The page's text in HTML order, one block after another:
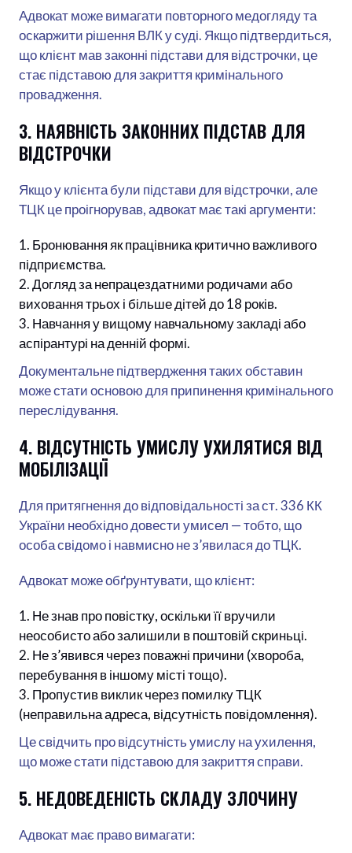
Адвокат може вимагати повторного медогляду та
оскаржити рішення ВЛК у суді. Якщо підтвердиться,
що клієнт мав законні підстави для відстрочки, це
стає підставою для закриття кримінального
провадження.
3. НАЯВНІСТЬ ЗАКОННИХ ПІДСТАВ ДЛЯ
ВІДСТРОЧКИ
Якщо у клієнта були підстави для відстрочки, але
ТЦК це проігнорував, адвокат має такі аргументи:
Бронювання як працівника критично важливого
підприємства.
Догляд за непрацездатними родичами або
виховання трьох і більше дітей до 18 років.
Навчання у вищому навчальному закладі або
аспірантурі на денній формі.
Документальне підтвердження таких обставин
може стати основою для припинення кримінального
переслідування.
4. ВІДСУТНІСТЬ УМИСЛУ УХИЛЯТИСЯ ВІД
МОБІЛІЗАЦІЇ
Для притягнення до відповідальності за ст. 336 КК
України необхідно довести умисел — тобто, що
особа свідомо і навмисно не з’явилася до ТЦК.
Адвокат може обґрунтувати, що клієнт:
Не знав про повістку, оскільки її вручили
неособисто або залишили в поштовій скриньці.
Не з’явився через поважні причини (хвороба,
перебування в іншому місті тощо).
Пропустив виклик через помилку ТЦК
(неправильна адреса, відсутність повідомлення).
Це свідчить про відсутність умислу на ухилення,
що може стати підставою для закриття справи.
5. НЕДОВЕДЕНІСТЬ СКЛАДУ ЗЛОЧИНУ
Адвокат має право вимагати: